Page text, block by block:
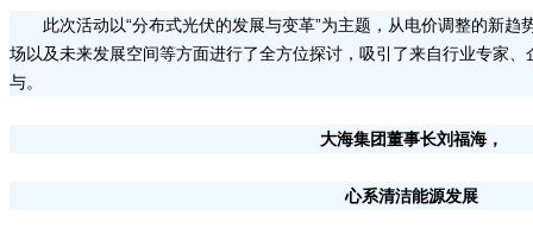
此次活动以“分布式光伏的发展与变革”为主题，从电价调整的新趋
场以及未来发展空间等方面进行了全方位探讨，吸引了来自行业专家
与。
大海集团董事长刘福海，
心系清洁能源发展